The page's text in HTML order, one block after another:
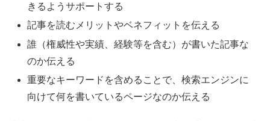
きるようサポートする
記事を読むメリットやベネフィットを伝える
誰（権威性や実績、経験等を含む）が書いた記事な
のか伝える
重要なキーワードを含めることで、検索エンジンに
向けて何を書いているページなのか伝える